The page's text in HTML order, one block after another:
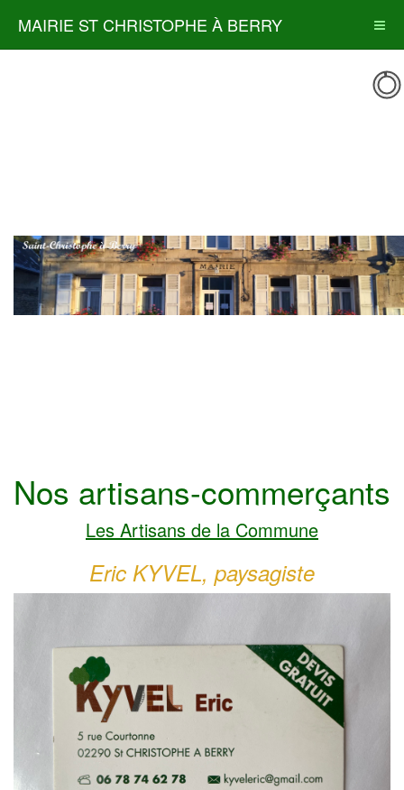
MAIRIE ST CHRISTOPHE À BERRY
Nos artisans-commerçants
Les Artisans de la Commune
Eric KYVEL, paysagiste